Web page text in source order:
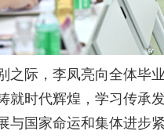
之际，李凤亮向全体毕
就时代辉煌，学习传承
与国家命运和集体进步